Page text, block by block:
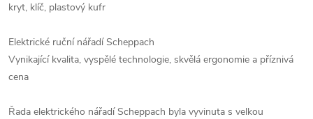
kryt, klíč, plastový kufr
Elektrické ruční nářadí Scheppach
Vynikající kvalita, vyspělé technologie, skvělá ergonomie a příznivá
cena
Řada elektrického nářadí Scheppach byla vyvinuta s velkou